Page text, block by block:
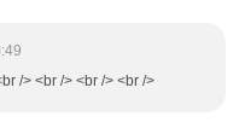
/> <br /> <br /> <br />